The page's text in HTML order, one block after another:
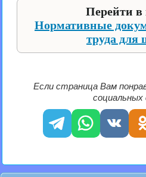
Перейти в
Нормативные
труда
Если страница Вам
социальных